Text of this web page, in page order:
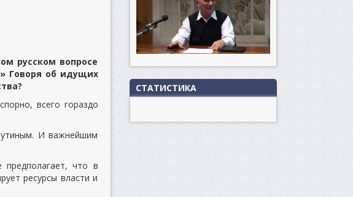
русском вопросе
Говоря об идущих
всего гораздо
И важнейшим
предполагает, что в
ресурсы власти и
СТАТИСТИКА